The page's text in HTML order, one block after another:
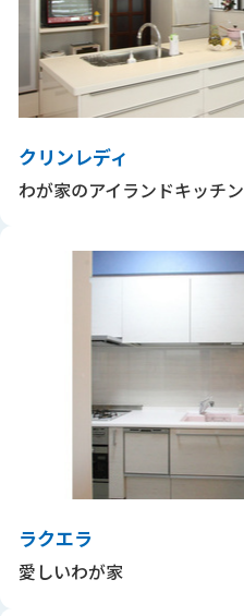
クリンレディ
わが家のアイランドキッチン
ラクエラ
愛しいわが家